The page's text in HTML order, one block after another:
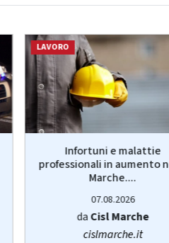
LAVORO
Infortuni e malattie
professionali in aumento
Marche....
07.08.2026
daCisl Marche
cislmarche.it